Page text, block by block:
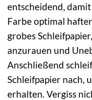
entscheidend,
Farbe optimal
grobes
anzurauen und
Anschließend
Schleifpapier nach,
erhalten. Vergiss